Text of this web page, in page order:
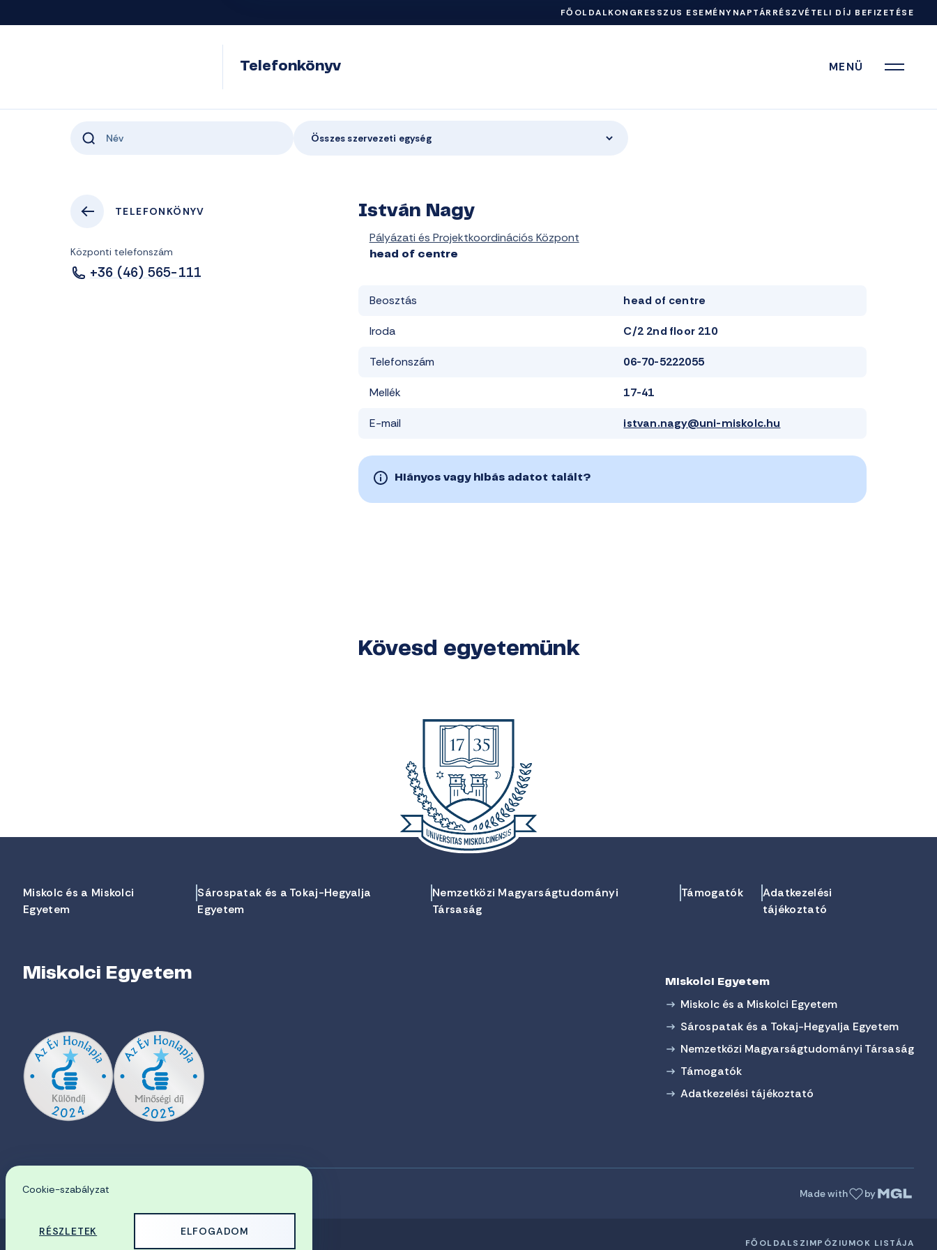
FŐOLDALKONGRESSZUS ESEMÉNYNAPTÁRRÉSZVÉTELI DÍJ BEFIZETÉSE
Telefonkönyv MENÜ
Összes szervezeti egység
TELEFONKÖNYV
Központi telefonszám
+36 (46) 565-111
István Nagy
Pályázati és Projektkoordinációs Központ
head of centre
Beosztás head of centre
Iroda C/2 2nd floor 210
Telefonszám 06-70-5222055
Mellék 17-41
E-mail istvan.nagy@uni-miskolc.hu
Hiányos vagy hibás adatot talált?
Kövesd egyetemünk
Miskolc és a Miskolci
Egyetem
Sárospatak és a Tokaj-Hegyalja
Egyetem
Nemzetközi Magyarságtudományi
Társaság
Támogatók
Adatkezelési
tájékoztató
Miskolci Egyetem Miskolci Egyetem
Miskolc és a Miskolci Egyetem
Sárospatak és a Tokaj-Hegyalja Egyetem
Nemzetközi Magyarságtudományi Társaság
Támogatók
Adatkezelési tájékoztató
EN Made with by
FŐOLDALSZIMPÓZIUMOK LISTÁJA
Cookie-szabályzat
RÉSZLETEK ELFOGADOM